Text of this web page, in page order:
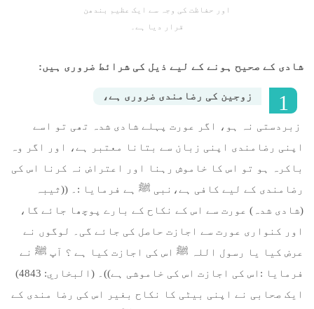
Türkçe
اردو
o'zbek
اور حفاظت کی وجہ سے ایک عظیم بندھن
قرار دیا ہے۔
شادی کے صحیح ہونے کے لیے ذیل کی شرائط ضروری ہیں:
زوجین کی رضامندی ضروری ہے،
زبردستی نہ ہو، اگر عورت پہلے شادی شدہ تھی تو اسے
اپنی رضامندی اپنی زبان سے بتانا معتبر ہے، اور اگر وہ
باکرہ ہو تو اس کا خاموش رہنا اور اعتراض نہ کرنا اس کی
رضامندی کے لیے کافی ہے،نبی ﷺ ہے فرمایا :۔ ((ثیبہ
(شادی شدہ) عورت سے اس کے نکاح کے بارے پوچھا جائے گا،
اور کنواری عورت سے اجازت حاصل کی جائے گی۔ لوگوں نے
عرض کیا یا رسول اللہ ﷺ اس کی اجازت کیا ہے ؟ آپ ﷺ نے
فرمایا :اس کی اجازت اس کی خاموشی ہے))۔ (البخاري: 4843)
ایک صحابی نے اپنی بیٹی کا نکاح بغیر اس کی رضا مندی کے